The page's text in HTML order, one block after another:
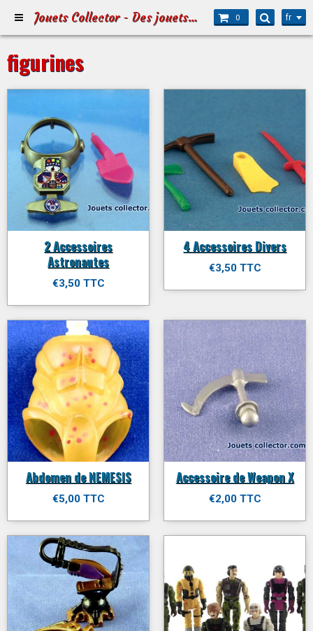
Jouets Collector - Des jouets pour Petits et Grands 0 fr
figurines
2 Accessoires
Astronautes
€3,50 TTC
4 Accessoires Divers
€3,50 TTC
Abdomen de NEMESIS
€5,00 TTC
Accessoire de Weapon X
€2,00 TTC